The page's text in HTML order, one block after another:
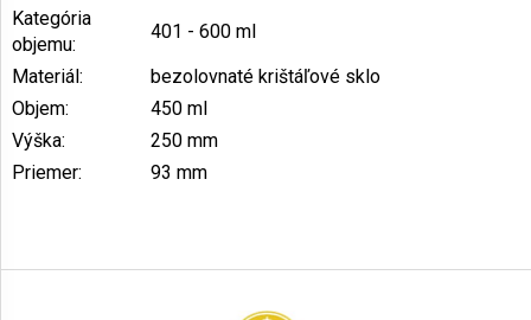
Kategória
objemu:
401 - 600 ml
Materiál:
bezolovnaté krištáľové sklo
Objem:
450 ml
Výška:
250 mm
Priemer: 93 mm
á